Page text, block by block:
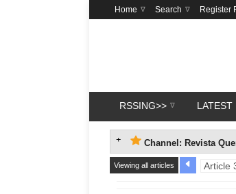
Home Search Register
RSSING>> LATEST
Channel: Revista
Viewing all articles